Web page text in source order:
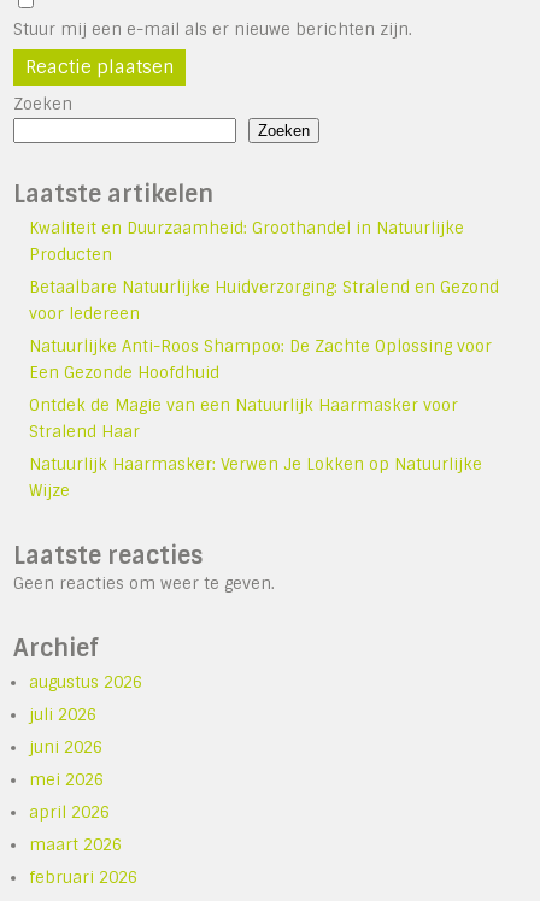
Stuur mij een e-mail als er nieuwe berichten zijn.
Zoeken
Zoeken
Laatste artikelen
Kwaliteit en Duurzaamheid: Groothandel in Natuurlijke
Producten
Betaalbare Natuurlijke Huidverzorging: Stralend en Gezond
voor Iedereen
Natuurlijke Anti-Roos Shampoo: De Zachte Oplossing voor
Een Gezonde Hoofdhuid
Ontdek de Magie van een Natuurlijk Haarmasker voor
Stralend Haar
Natuurlijk Haarmasker: Verwen Je Lokken op Natuurlijke
Wijze
Laatste reacties
Geen reacties om weer te geven.
Archief
augustus 2026
juli 2026
juni 2026
mei 2026
april 2026
maart 2026
februari 2026